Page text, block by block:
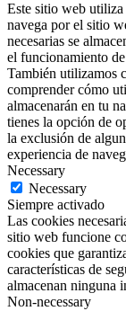
Este sitio web
navega por el sitio
necesarias se
el funcionamiento
También utilizamos
comprender cómo
almacenarán en tu
tienes la opción de
la exclusión de
experiencia de
Necessary
Necessary
Siempre activado
Las cookies
sitio web funcione
cookies que
características de
almacenan ninguna
Non-necessary